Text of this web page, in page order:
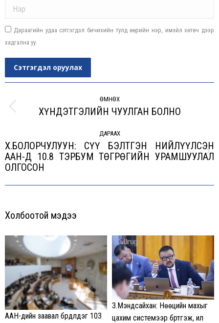
Дараагийн удаа сэтгэгдэл бичихийн тулд өөрийн нэр, имэйл хөтөч дээр
хадгална уу.
Сэтгэгдэл оруулах
navigation
ӨМНӨХ
Previous
ХҮНДЭТГЭЛИЙН ЧУУЛГАН БОЛНО
ДАРААХ
Next
Х.БОЛОРЧУЛУУН: СҮҮ БЭЛТГЭН НИЙЛҮҮЛСЭН
ААН-Д 10.8 ТЭРБУМ ТӨГРӨГИЙН УРАМШУУЛАЛ
ОЛГОСОН
Холбоотой мэдээ
ААН-үүдийн заавал бүрдүүлдэг 103
З.Мэндсайхан: Нөөцийн махыг
цахим системээр бүртгэж, ил